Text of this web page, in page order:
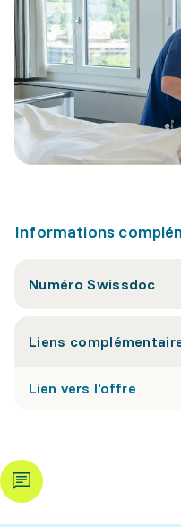
Informations
Numéro Swissdoc
Liens
Lien vers l'offre